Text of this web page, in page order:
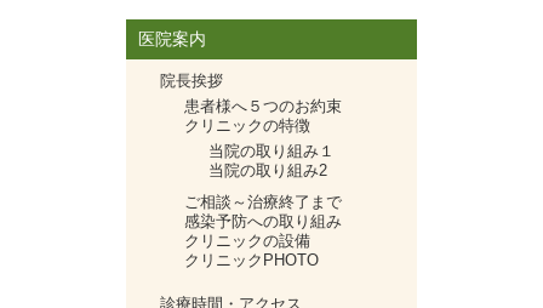
医院案内
院長挨拶
患者様へ５つのお約束
クリニックの特徴
当院の取り組み１
当院の取り組み2
ご相談～治療終了まで
感染予防への取り組み
クリニックの設備
クリニックPHOTO
診療時間・アクセス